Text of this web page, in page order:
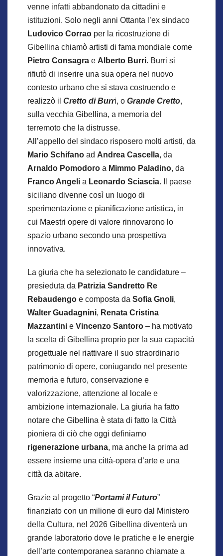
venne infatti abbandonato da cittadini e
istituzioni. Solo negli anni Ottanta l’ex sindaco
Ludovico Corrao per la ricostruzione di
Gibellina chiamò artisti di fama mondiale come
Pietro Consagra e Alberto Burri. Burri si
rifiutò di inserire una sua opera nel nuovo
contesto urbano che si stava costruendo e
realizzò il Cretto di Burri, o Grande Cretto,
sulla vecchia Gibellina, a memoria del
terremoto che la distrusse.
All’appello del sindaco risposero molti artisti, da
Mario Schifano ad Andrea Cascella, da
Arnaldo Pomodoro a Mimmo Paladino, da
Franco Angeli a Leonardo Sciascia. Il paese
siciliano divenne così un luogo di
sperimentazione e pianificazione artistica, in
cui Maestri opere di valore rinnovarono lo
spazio urbano secondo una prospettiva
innovativa.
La giuria che ha selezionato le candidature –
presieduta da Patrizia Sandretto Re
Rebaudengo e composta da Sofia Gnoli,
Walter Guadagnini, Renata Cristina
Mazzantini e Vincenzo Santoro – ha motivato
la scelta di Gibellina proprio per la sua capacità
progettuale nel riattivare il suo straordinario
patrimonio di opere, coniugando nel presente
memoria e futuro, conservazione e
valorizzazione, attenzione al locale e
ambizione internazionale. La giuria ha fatto
notare che Gibellina è stata di fatto la Città
pioniera di ciò che oggi definiamo
rigenerazione urbana, ma anche la prima ad
essere insieme una città-opera d’arte e una
città da abitare.
Grazie al progetto “Portami il Futuro”
finanziato con un milione di euro dal Ministero
della Cultura, nel 2026 Gibellina diventerà un
grande laboratorio dove le pratiche e le energie
dell’arte contemporanea saranno chiamate a